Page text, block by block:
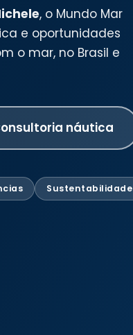
, o Mundo Mar
e oportunidades
o mar, no Brasil e
náutica
Sustentabilidade